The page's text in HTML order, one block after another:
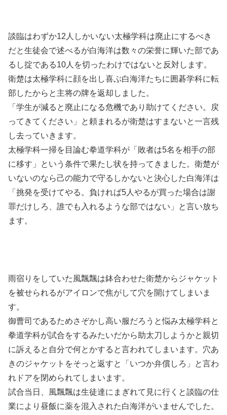
談臨はわずか12人しかいない太極学科は廃止にするべき
だと生徒会で述べるが白海洋は数々の栄誉に輝いた部であ
るし掟である10人を切ったわけではないと反対します。
衛楚は太極学科に顔を出し喜ぶ白海洋たちに囲碁学科に転
部したからと主将の牌を返却しました。
「学生が減ると廃止になる危機であり助けてください。戻
ってきてください」と頼まれるが衛楚はすまないと一言残
し去っていきます。
太極学科一掃を目論む拳道学科が「敗者は5名を相手の部
に移す」という条件で果たし状を持ってきました。衛楚が
いないのなら己の能力で守るしかないと決心した白海洋は
「挑発を受けてやる。負ければ5人やるが買った場合は謝
罪だけしろ、誰でも入れるような部ではない」と言い放ち
ます。
雨宿りをしていた風飄飄は鉢合わせた衛楚からジャケット
を被せられるがアイロンで焦がして穴を開けてしまいま
す。
御曹司であるためさぞかし高い服だろうと悩み太極学科と
拳道学科が試合をするみたいだから助太刀しようかと親切
に訴えると自分で何とかすると言われてしまいます。穴あ
きのジャケットをそっと返すと「いつか弁償しろ」と言わ
れドアを閉められてしまいます。
試合当日、風飄飄は生徒達にまぎれて見に行くと談臨の仕
業により昼飯に薬を混入された白海洋がいませんでした。